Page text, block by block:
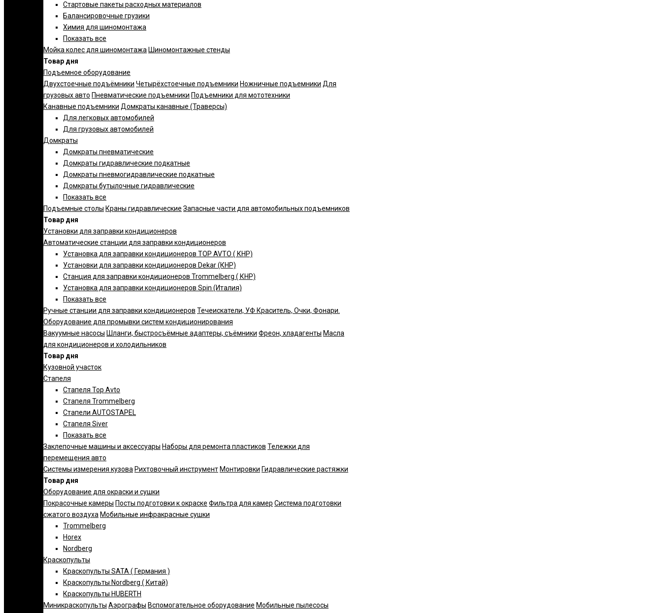
Стартовые пакеты расходных материалов
Балансировочные грузики
Химия для шиномонтажа
Показать все
Мойка колес для шиномонтажа Шиномонтажные стенды
Товар дня
Подъемное оборудование
Двухстоечные подъёмники Четырёхстоечные подъемники Ножничные подъемники Для
грузовых авто Пневматические подъемники Подъемники для мототехники
Канавные подъемники Домкраты канавные (Траверсы)
Для легковых автомобилей
Для грузовых автомобилей
Домкраты
Домкраты пневматические
Домкраты гидравлические подкатные
Домкраты пневмогидравлические подкатные
Домкраты бутылочные гидравлические
Показать все
Подъемные столы Краны гидравлические Запасные части для автомобильных подъемников
Товар дня
Установки для заправки кондиционеров
Автоматические станции для заправки кондиционеров
Установка для заправки кондиционеров TOP AVTO ( КНР)
Установки для заправки кондиционеров Dekar (КНР)
Станция для заправки кондиционеров Trommelberg ( КНР)
Установка для заправки кондиционеров Spin (Италия)
Показать все
Ручные станции для заправки кондиционеров Течеискатели, УФ Краситель, Очки, Фонари.
Оборудование для промывки систем кондиционирования
Вакуумные насосы Шланги, быстросъёмные адаптеры, съёмники Фреон, хладагенты Масла
для кондиционеров и холодильников
Товар дня
Кузовной участок
Стапеля
Стапеля Top Avto
Стапеля Trommelberg
Стапели AUTOSTAPEL
Стапеля Siver
Показать все
Заклепочные машины и аксессуары Наборы для ремонта пластиков Тележки для
перемещения авто
Системы измерения кузова Рихтовочный инструмент Монтировки Гидравлические растяжки
Товар дня
Оборудование для окраски и сушки
Покрасочные камеры Посты подготовки к окраске Фильтра для камер Система подготовки
сжатого воздуха Мобильные инфракрасные сушки
Trommelberg
Horex
Nordberg
Краскопульты
Краскопульты SATA ( Германия )
Краскопульты Nordberg ( Китай)
Краскопульты HUBERTH
Миникраскопульты Аэрографы Вспомогательное оборудование Мобильные пылесосы